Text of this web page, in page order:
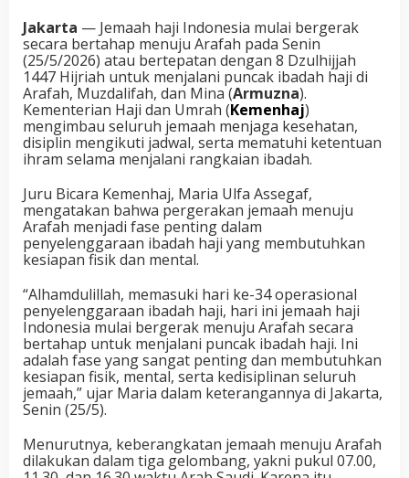
Jakarta — Jemaah haji Indonesia mulai bergerak
secara bertahap menuju Arafah pada Senin
(25/5/2026) atau bertepatan dengan 8 Dzulhijjah
1447 Hijriah untuk menjalani puncak ibadah haji di
Arafah, Muzdalifah, dan Mina (Armuzna).
Kementerian Haji dan Umrah (Kemenhaj)
mengimbau seluruh jemaah menjaga kesehatan,
disiplin mengikuti jadwal, serta mematuhi ketentuan
ihram selama menjalani rangkaian ibadah.
Juru Bicara Kemenhaj, Maria Ulfa Assegaf,
mengatakan bahwa pergerakan jemaah menuju
Arafah menjadi fase penting dalam
penyelenggaraan ibadah haji yang membutuhkan
kesiapan fisik dan mental.
“Alhamdulillah, memasuki hari ke-34 operasional
penyelenggaraan ibadah haji, hari ini jemaah haji
Indonesia mulai bergerak menuju Arafah secara
bertahap untuk menjalani puncak ibadah haji. Ini
adalah fase yang sangat penting dan membutuhkan
kesiapan fisik, mental, serta kedisiplinan seluruh
jemaah,” ujar Maria dalam keterangannya di Jakarta,
Senin (25/5).
Menurutnya, keberangkatan jemaah menuju Arafah
dilakukan dalam tiga gelombang, yakni pukul 07.00,